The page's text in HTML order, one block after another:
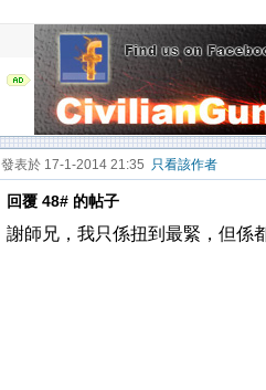
發表於 17-1-2014 21:35 只看該作者
回覆 48# 的帖子
謝師兄，我只係扭到最緊，但係